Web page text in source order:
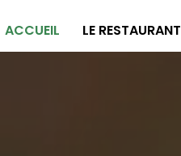
ACCUEIL LE RESTAURANT